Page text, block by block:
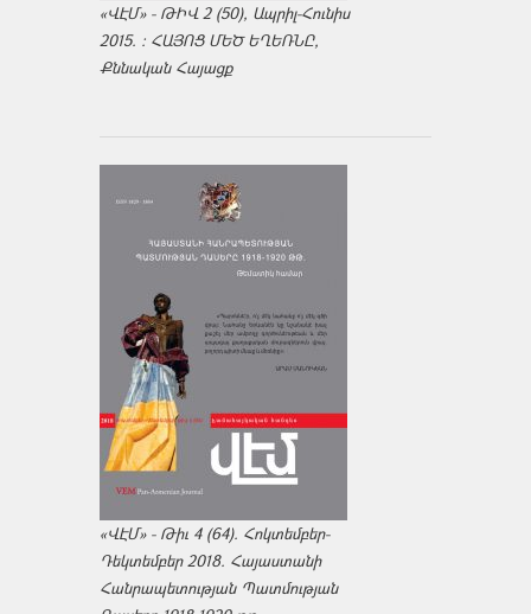
«ՎԷՄ» - ԹԻՎ 2 (50), Ապրիլ-Հունիս
2015. : ՀԱՅՈՑ ՄԵԾ ԵՂԵՌՆԸ,
Քննական Հայացք
«ՎԷՄ» - Թիւ 4 (64). Հոկտեմբեր-
Դեկտեմբեր 2018. Հայաստանի
Հանրապետության Պատմության